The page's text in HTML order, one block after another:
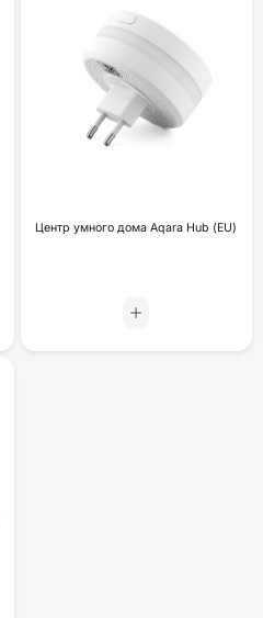
Центр умного дома Aqara Hub (EU)